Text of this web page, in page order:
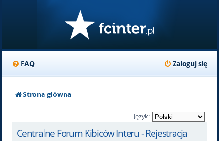
FAQ Zaloguj się
Strona główna
Język:
Centralne Forum Kibiców Interu - Rejestracja